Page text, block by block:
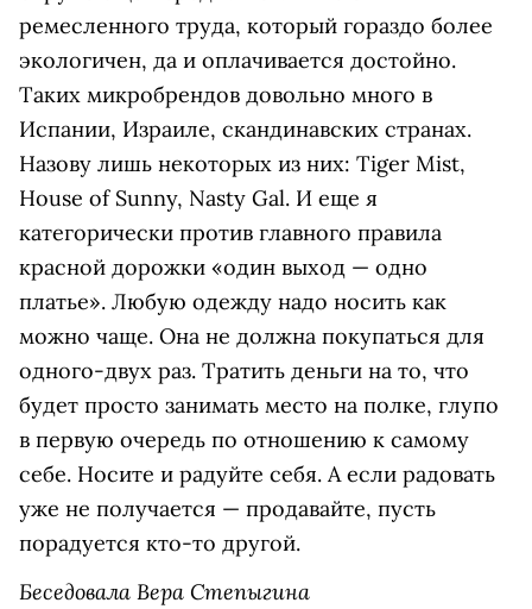
ремесленного труда, который гораздо более
экологичен, да и оплачивается достойно.
Таких микробрендов довольно много в
Испании, Израиле, скандинавских странах.
Назову лишь некоторых из них: Tiger Mist,
House of Sunny, Nasty Gal. И еще я
категорически против главного правила
красной дорожки «один выход — одно
платье». Любую одежду надо носить как
можно чаще. Она не должна покупаться для
одного-двух раз. Тратить деньги на то, что
будет просто занимать место на полке, глупо
в первую очередь по отношению к самому
себе. Носите и радуйте себя. А если радовать
уже не получается — продавайте, пусть
порадуется кто-то другой.
Беседовала Вера Степыгина